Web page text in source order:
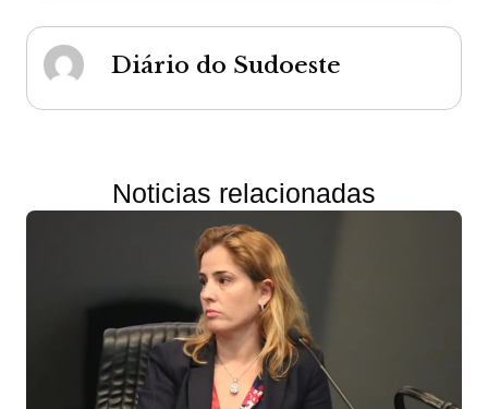
Diário do Sudoeste
Noticias relacionadas